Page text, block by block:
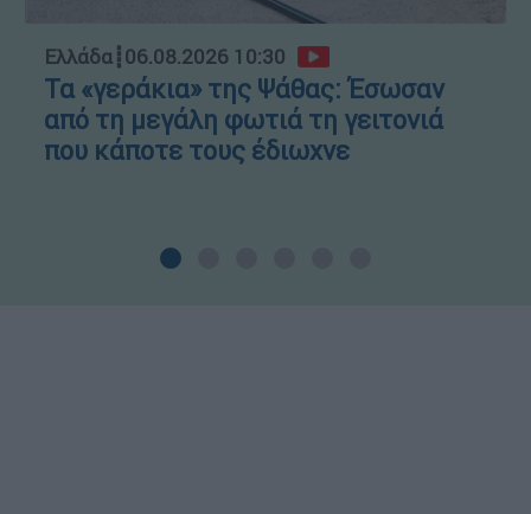
Ελλάδα┋06.08.2026 10:30
Τα «γεράκια» της Ψάθας: Έσωσαν
από τη μεγάλη φωτιά τη γειτονιά
που κάποτε τους έδιωχνε